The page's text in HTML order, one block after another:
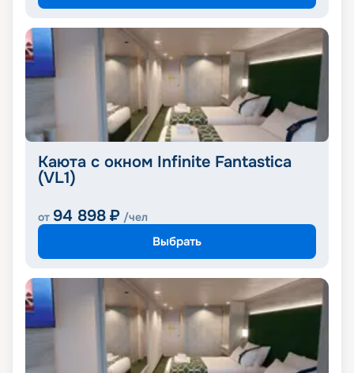
Каюта с окном Infinite Fantastica
(VL1)
от 94 898 ₽ /чел
Выбрать